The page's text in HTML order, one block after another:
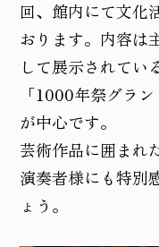
回、館内にて文化
おります。内容は
して展示されてい
「1000年祭グラ
が中心です。
芸術作品に囲まれ
演奏者様にも特別
ょう。